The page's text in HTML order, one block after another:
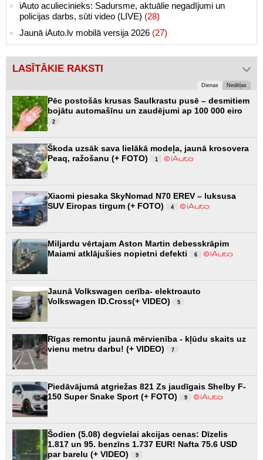
iAuto aculiecinieks: Sadursme, aktuālie negadījumi un
policijas darbs, sūti video (LIVE) (28)
Jaunā iAuto.lv mobilā versija 2026 (27)
LASĪTĀKIE RAKSTI
Dienas Nedēļas
Pēc postošās krusas Saulkrastu pusē – desmitiem
bojātu automašīnu un zaudējumi ap 100 000 eiro
2
Škoda uzsāk sava lielākā modeļa, jaunā krosovera
Peaq, ražošanu (+ FOTO)
1
Xiaomi piesaka SkyNomad N70 EREV – luksusa
SUV Eiropas tirgum (+ FOTO)
4
Miljardu vērtajam Aston Martin debesskrāpim
Maiami atklājušies nopietni defekti
6
Jaunā Volkswagen cerība- elektroauto
Volkswagen ID.Cross(+ VIDEO)
5
Rīgas remontu jaunā mērvienība - kļūdu skaits uz
vienu metru darbu! (+ VIDEO)
7
Piedāvājumā atgriežas 821 Zs jaudīgais Shelby F-
150 Super Snake Sport (+ FOTO)
9
Šodien (5.08) degvielai akcijas cenas: Dīzelis
1.817 un 95. benzīns 1.737 EUR! Nafta 75.6 USD
par barelu (+ VIDEO)
9